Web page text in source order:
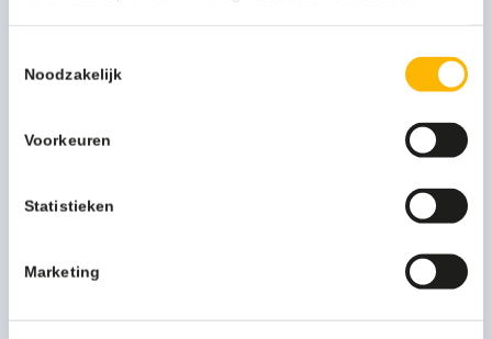
Noodzakelijk
Voorkeuren
Statistieken
Marketing
Top met klepdeksel voor modulaire afvalscheidingsunit 60 liter